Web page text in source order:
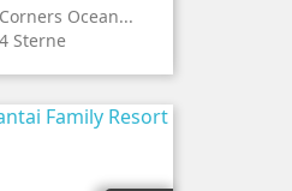
Ocean...